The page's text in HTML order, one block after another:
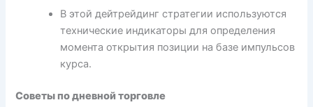
В этой дейтрейдинг стратегии используются
технические индикаторы для определения
момента открытия позиции на базе импульсов
курса.
Советы по дневной торговле